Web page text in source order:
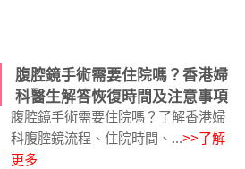
腹腔鏡手術需要住院嗎？香港婦
科醫生解答恢復時間及注意事項
腹腔鏡手術需要住院嗎？了解香港婦
科腹腔鏡流程、住院時間、...>>了解
更多